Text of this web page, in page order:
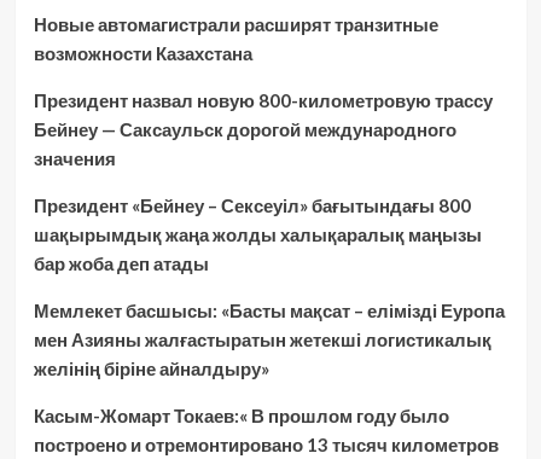
Новые автомагистрали расширят транзитные
возможности Казахстана
Президент назвал новую 800-километровую трассу
Бейнеу — Саксаульск дорогой международного
значения
Президент «Бейнеу – Сексеуіл» бағытындағы 800
шақырымдық жаңа жолды халықаралық маңызы
бар жоба деп атады
Мемлекет басшысы: «Басты мақсат – елімізді Еуропа
мен Азияны жалғастыратын жетекші логистикалық
желінің біріне айналдыру»
Касым-Жомарт Токаев:« В прошлом году было
построено и отремонтировано 13 тысяч километров